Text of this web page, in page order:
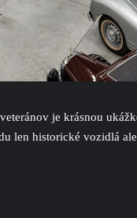
je krásnou
historické vozidlá